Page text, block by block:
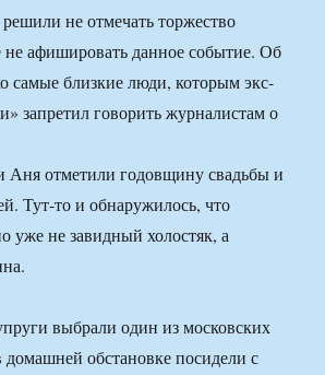
не отмечать торжество
афишировать данное событие. Об
самые близкие люди, которым экс-
запретил говорить журналистам о
Аня отметили годовщину свадьбы и
Тут-то и обнаружилось, что
уже не завидный холостяк, а
выбрали один из московских
домашней обстановке посидели с